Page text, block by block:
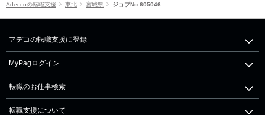
Adeccoの転職支援 東北 宮城県 ジョブNo.605046
アデコの転職支援に登録
MyPagログイン
転職のお仕事検索
転職支援について